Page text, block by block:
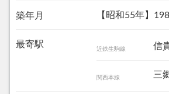
築年月 【昭和55年】
最寄駅 近鉄生駒線 信
関西本線 三